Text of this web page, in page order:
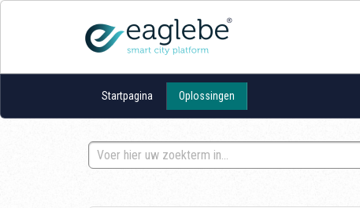
Startpagina Oplossingen